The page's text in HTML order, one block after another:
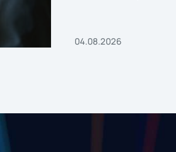
04.08.2026